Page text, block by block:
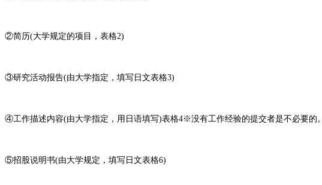
②简历(大学规定的项目，表格2)
③研究活动报告(由大学指定，填写日文表格3)
④工作描述内容(由大学指定，用日语填写)表格4※没有工作经验的提交者是不必要的。
⑤招股说明书(由大学规定，填写日文表格6)